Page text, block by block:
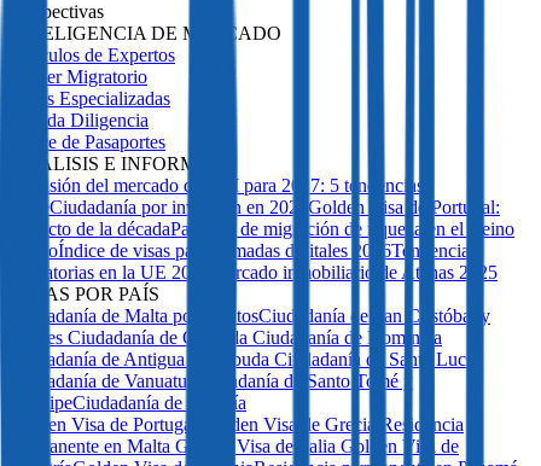
Perspectivas
INTELIGENCIA DE MERCADO
Artículos de Expertos
Insider Migratorio
Guías Especializadas
Debida Diligencia
Índice de Pasaportes
ANÁLISIS E INFORMES
Previsión del mercado de CBI para 2027: 5 tendencias
claveCiudadanía por inversión en 2026 Golden Visa de Portugal:
Impacto de la décadaPatrones de migración de riqueza en el Reino
UnidoÍndice de visas para nómadas digitales 2026Tendencias
migratorias en la UE 2025
Mercado inmobiliario de Atenas 2025
GUÍAS POR PAÍS
Ciudadanía de Malta por méritosCiudadanía de San Cristóbal y
Nieves Ciudadanía de Granada Ciudadanía de Dominica
Ciudadanía de Antigua y Barbuda Ciudadanía de Santa Lucía
Ciudadanía de Vanuatu
Ciudadanía de Santo Tomé y
PríncipeCiudadanía de Turquía
Golden Visa de Portugal
Golden Visa de Grecia
Residencia
Permanente en Malta Golden Visa de Italia Golden Visa de